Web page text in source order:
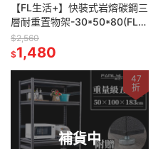
【FL生活+】快裝式岩熔碳鋼三
層耐重置物架-30*50*80(FL-
257)免螺絲 角鋼架 展示架 層
架 廚房層架 書架
$2,560
$1,480
補貨中
47
折